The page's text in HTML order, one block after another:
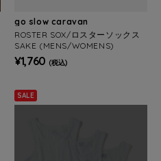
go slow caravan
ROSTER SOX/ロスターソックス
SAKE (MENS/WOMENS)
¥1,760 (税込)
SALE